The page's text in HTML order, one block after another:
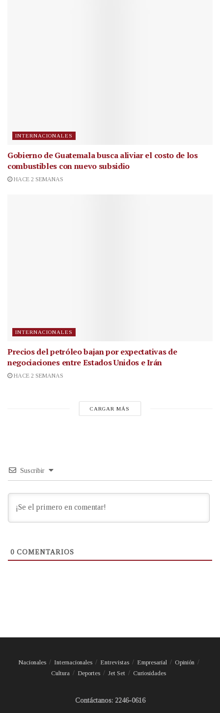
INTERNACIONALES
Gobierno de Guatemala busca aliviar el costo de los
combustibles con nuevo subsidio
HACE 2 SEMANAS
INTERNACIONALES
Precios del petróleo bajan por expectativas de
negociaciones entre Estados Unidos e Irán
HACE 2 SEMANAS
CARGAR MÁS
Suscribir
0 COMENTARIOS
Nacionales Internacionales Entrevistas Empresarial
Opinión
Cultura
Deportes Jet Set Curiosidades
Contáctanos: 2246-0616